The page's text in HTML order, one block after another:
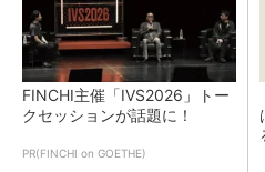
FINCHI主催「IVS2026」トー
クセッションが話題に！
PR(FINCHI on GOETHE)